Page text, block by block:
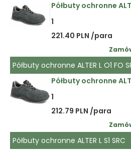
Półbuty ochronne
1
221.40 PLN /para
Półbuty ochronne ALTER L O1 FO
Półbuty ochronne
1
212.79 PLN /para
Półbuty ochronne ALTER L S1 SRC